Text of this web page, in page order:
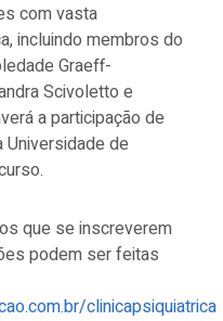
com vasta
incluindo membros do
Graeff-
Scivoletto e
a participação de
de
que se inscreverem
podem ser feitas
clinicapsiquiatrica